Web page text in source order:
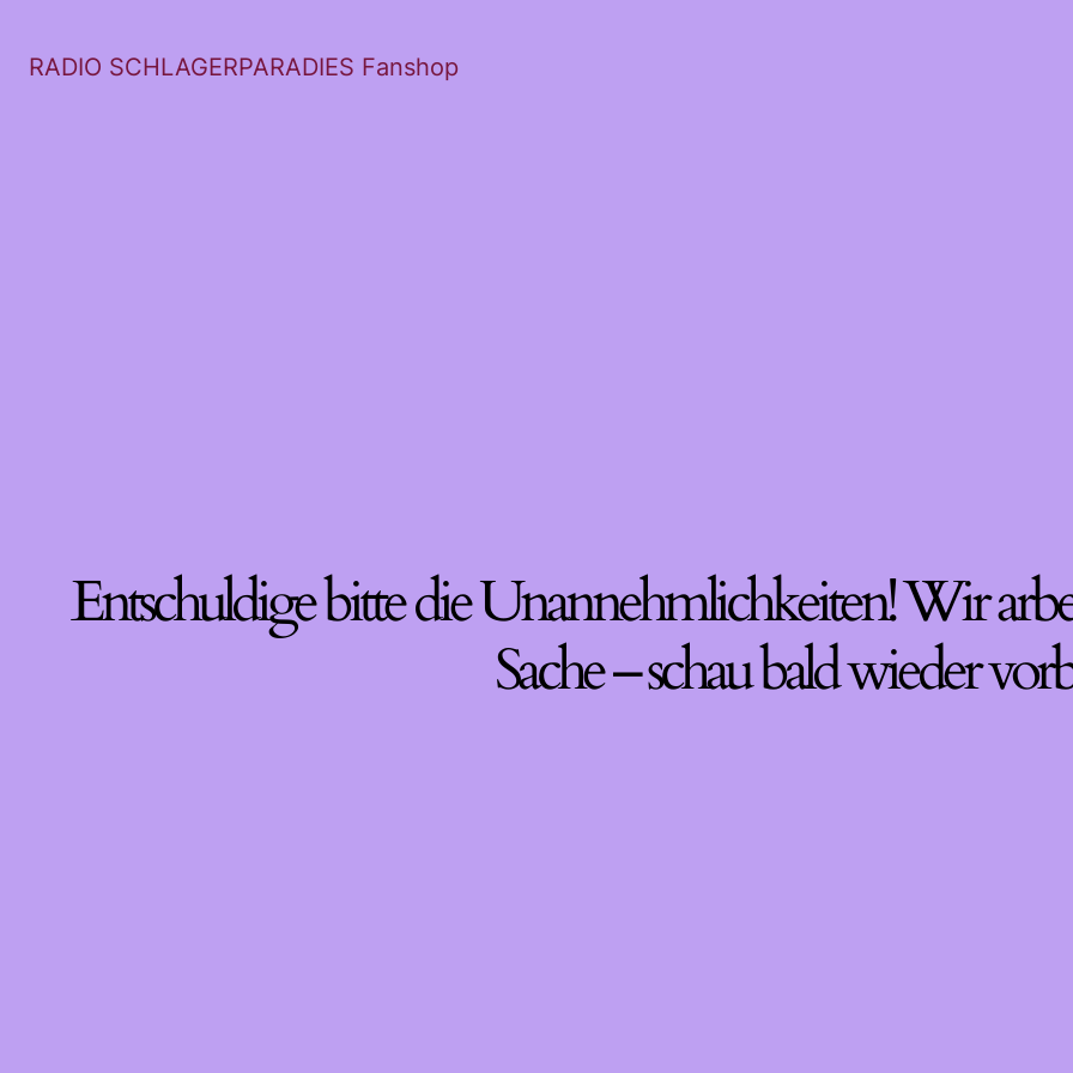
RADIO SCHLAGERPARADIES Fanshop
Entschuldige bitte die Unannehmlichkeiten! Wir
Sache – schau bald wieder